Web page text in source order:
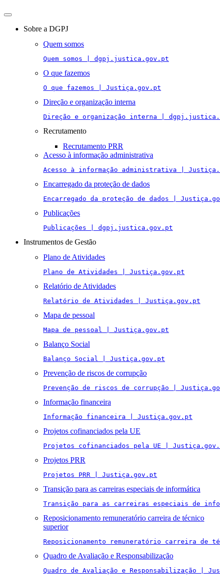
Toggle
navigationSobre a DGPJ
Quem somos
Quem somos | dgpj.justica.gov.pt
O que fazemos
O que fazemos | Justiça.gov.pt
Direção e organização interna
Direção e organização interna |
Recrutamento
Recrutamento PRR
Acesso à informação administrativa
Acesso à informação administrativa |
Encarregado da proteção de dados
Encarregado da proteção de dados |
Publicações
Publicações | dgpj.justica.gov.pt
Instrumentos de Gestão
Plano de Atividades
Plano de Atividades | Justiça.gov.pt
Relatório de Atividades
Relatório de Atividades | Justiça.gov.pt
Mapa de pessoal
Mapa de pessoal | Justiça.gov.pt
Balanço Social
Balanço Social | Justiça.gov.pt
Prevenção de riscos de corrupção
Prevenção de riscos de corrupção |
Informação financeira
Informação financeira | Justiça.gov.pt
Projetos cofinanciados pela UE
Projetos cofinanciados pela UE |
Projetos PRR
Projetos PRR | Justiça.gov.pt
Transição para as carreiras especiais de informática
Transição para as carreiras especiais de
Reposicionamento remuneratório carreira de técnico
superior
Reposicionamento remuneratório carreira
Quadro de Avaliação e Responsabilização
Quadro de Avaliação e Responsabilização |